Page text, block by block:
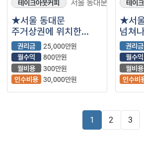
테이크아웃커피 서울 동대문구
★서울 동대문
주거상권에 위치한
인기많은 브랜드
메가커피입니다★
권리금
25,000만원
월수익
800만원
월비용
300만원
인수비용 30,000만원
테이
★서
넘쳐
월 매
꾸준
메가
권리금
월수익
월비용
인수비
1 2 3